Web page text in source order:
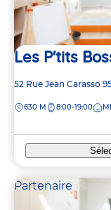
Les P'tits
Adresse
la
52 Rue Jean Carasso
DISTANCE
630 M 8:00-19:00
Partenaire